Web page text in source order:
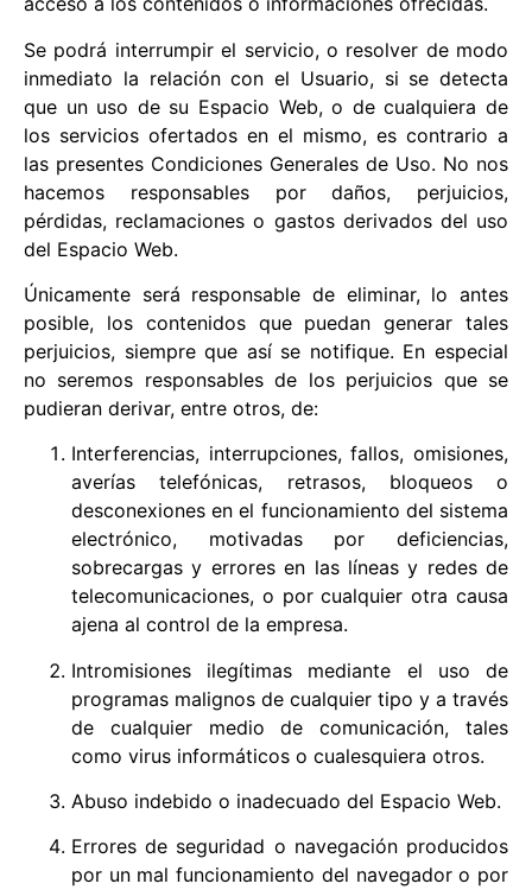
Se podrá interrumpir el servicio, o resolver de modo
inmediato la relación con el Usuario, si se detecta
que un uso de su Espacio Web, o de cualquiera de
los servicios ofertados en el mismo, es contrario a
las presentes Condiciones Generales de Uso. No nos
hacemos responsables por daños, perjuicios,
pérdidas, reclamaciones o gastos derivados del uso
del Espacio Web.
Únicamente será responsable de eliminar, lo antes
posible, los contenidos que puedan generar tales
perjuicios, siempre que así se notifique. En especial
no seremos responsables de los perjuicios que se
pudieran derivar, entre otros, de:
Interferencias, interrupciones, fallos, omisiones,
averías telefónicas, retrasos, bloqueos o
desconexiones en el funcionamiento del sistema
electrónico, motivadas por deficiencias,
sobrecargas y errores en las líneas y redes de
telecomunicaciones, o por cualquier otra causa
ajena al control de la empresa.
Intromisiones ilegítimas mediante el uso de
programas malignos de cualquier tipo y a través
de cualquier medio de comunicación, tales
como virus informáticos o cualesquiera otros.
Abuso indebido o inadecuado del Espacio Web.
Errores de seguridad o navegación producidos
por un mal funcionamiento del navegador o por